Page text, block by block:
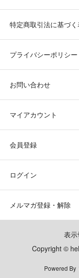
特定商取引法に基づ
プライバシーポリシー
お問い合わせ
マイアカウント
会員登録
ログイン
メルマガ登録・解除
表
Copyright ©
Powered By